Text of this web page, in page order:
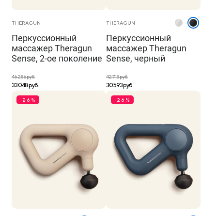
THERAGUN
Перкуссионный
массажер Theragun
Sense, 2-ое поколение
46 286 руб.
33 048 руб.
THERAGUN
Перкуссионный
массажер Theragun
Sense, черный
42 715 руб.
30 593 руб.
-26% -26%